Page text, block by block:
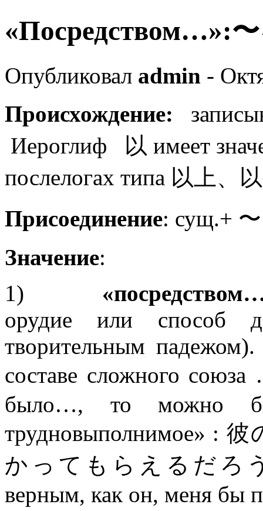
«Посредством…»:
Опубликовал admin -
Происхождение:
Иероглиф 以 имеет
послелогах типа 以上、
Присоединение: сущ.+
Значение:
1)
орудие или способ
творительным
составе сложного
было…, то можно
трудновыполнимое» :
かってもらえるだろ
верным, как он, меня бы